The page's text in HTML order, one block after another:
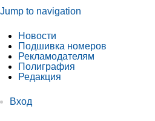
Jump to navigation
Новости
Подшивка номеров
Рекламодателям
Полиграфия
Редакция
Вход